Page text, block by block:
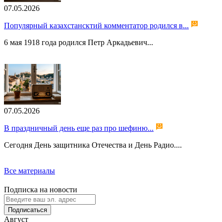
07.05.2026
Популярный казахстансктий комментатор родился в...
6 мая 1918 года родился Петр Аркадьевич...
07.05.2026
В праздничный день еще раз про шефиню...
Сегодня День защитника Отечества и День Радио....
Все материалы
Подписка на новости
Подписаться
Август